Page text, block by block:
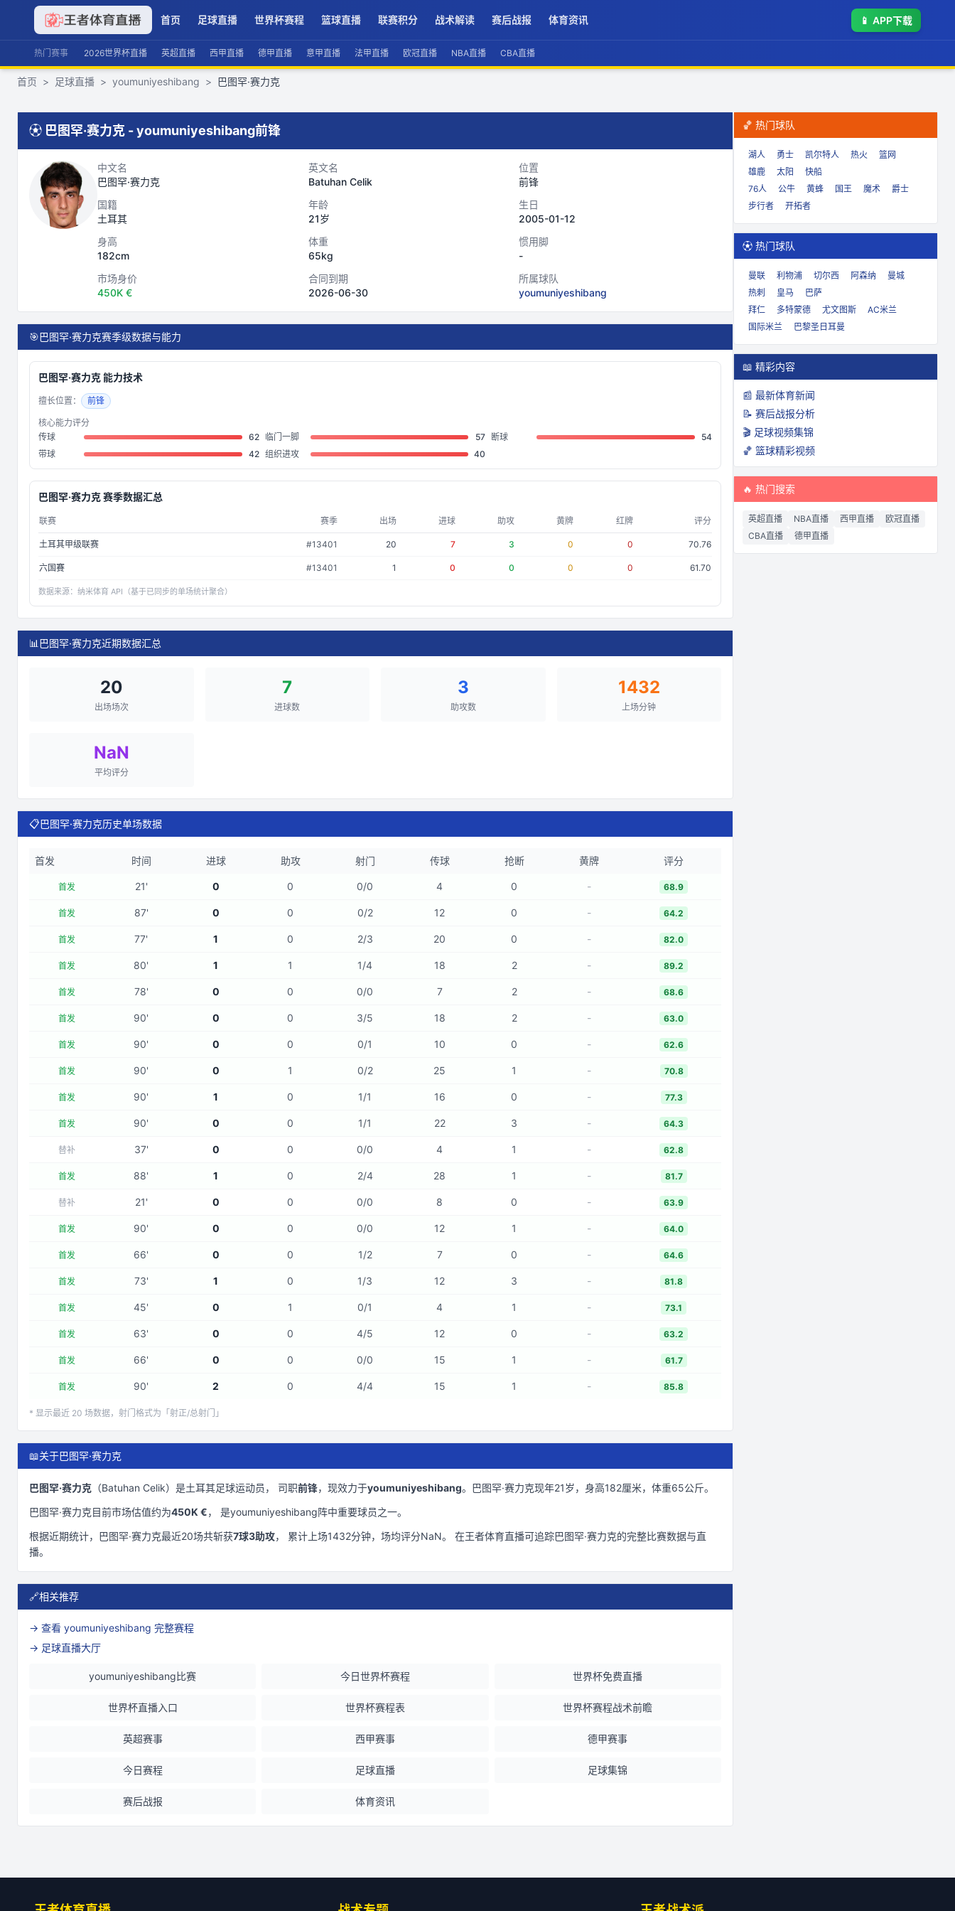
首页 足球直播 世界杯赛程 篮球直播 联赛积分 战术解读 赛后战报 体育资讯 📱 APP下载
热门赛事 2026世界杯直播 英超直播 西甲直播 德甲直播 意甲直播 法甲直播 欧冠直播 NBA直播 CBA直播
首页 > 足球直播 > youmuniyeshibang > 巴图罕·赛力克
⚽ 巴图罕·赛力克 -youmuniyeshibang前锋
中文名
巴图罕·赛力克
英文名
Batuhan Celik
位置
前锋
国籍
土耳其
年龄
21岁
生日
2005-01-12
身高
182cm
体重
65kg
惯用脚
-
市场身价
450K €
合同到期
2026-06-30
所属球队
youmuniyeshibang
🎯巴图罕·赛力克赛季级数据与能力
巴图罕·赛力克能力技术
擅长位置： 前锋
核心能力评分
传球
62 临门一脚 57 断球
54
带球
42 组织进攻 40
巴图罕·赛力克赛季数据汇总
联赛 赛季 出场 进球 助攻 黄牌 红牌 评分
土耳其甲级联赛 #13401 20 7 3 0 0 70.76
六国賽 #13401 1 0 0 0 0 61.70
数据来源： 纳米体育 API（基于已同步的单场统计聚合）
📊 巴图罕·赛力克近期数据汇总
20
出场场次
7
进球数
3
助攻数
1432
上场分钟
NaN
平均评分
📋巴图罕·赛力克历史单场数据
首发 时间 进球 助攻 射门 传球 抢断 黄牌 评分
首发 21' 0 0 0/0 4 0 - 68.9
首发 87' 0 0 0/2 12 0 - 64.2
首发 77' 1 0 2/3 20 0 - 82.0
首发 80' 1 1 1/4 18 2 - 89.2
首发 78' 0 0 0/0 7 2 - 68.6
首发 90' 0 0 3/5 18 2 - 63.0
首发 90' 0 0 0/1 10 0 - 62.6
首发 90' 0 1 0/2 25 1 - 70.8
首发 90' 1 0 1/1 16 0 - 77.3
首发 90' 0 0 1/1 22 3 - 64.3
替补 37' 0 0 0/0 4 1 - 62.8
首发 88' 1 0 2/4 28 1 - 81.7
替补 21' 0 0 0/0 8 0 - 63.9
首发 90' 0 0 0/0 12 1 - 64.0
首发 66' 0 0 1/2 7 0 - 64.6
首发 73' 1 0 1/3 12 3 - 81.8
首发 45' 0 1 0/1 4 1 - 73.1
首发 63' 0 0 4/5 12 0 - 63.2
首发 66' 0 0 0/0 15 1 - 61.7
首发 90' 2 0 4/4 15 1 - 85.8
* 显示最近 20 场数据，射门格式为「射正/总射门」
📖关于巴图罕·赛力克
巴图罕·赛力克 （Batuhan Celik）是土耳其足球运动员， 司职前锋，现效力于youmuniyeshibang。 巴图罕·赛力克现年21岁，身高182厘米，体重65公斤。
巴图罕·赛力克目前市场估值约为450K €， 是youmuniyeshibang阵中重要球员之一。
根据近期统计， 巴图罕·赛力克最近20场共斩获7球3助攻， 累计上场1432分钟，场均评分NaN。 在王者体育直播可追踪巴图罕·赛力克的完整比赛数据与直
播。
🔗相关推荐
→ 查看 youmuniyeshibang 完整赛程
→ 足球直播大厅
youmuniyeshibang比赛 今日世界杯赛程 世界杯免费直播
世界杯直播入口 世界杯赛程表 世界杯赛程战术前瞻
英超赛事 西甲赛事 德甲赛事
今日赛程 足球直播 足球集锦
赛后战报 体育资讯
🏀 热门球队
湖人 勇士 凯尔特人 热火
篮网
雄鹿
太阳
快船
76人
公牛 黄蜂 国王 魔术
爵士
步行者
开拓者
⚽ 热门球队
曼联 利物浦 切尔西 阿森纳
曼城
热刺
皇马
巴萨
拜仁
多特蒙德 尤文图斯
AC米兰
国际米兰
巴黎圣日耳曼
📖 精彩内容
📰 最新体育新闻
📝 赛后战报分析
🎬 足球视频集锦
🏀 篮球精彩视频
🔥 热门搜索
英超直播 NBA直播 西甲直播
欧冠直播
CBA直播
德甲直播